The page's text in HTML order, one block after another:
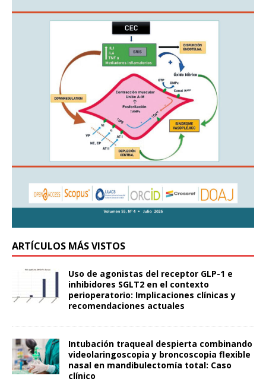
ARTÍCULOS MÁS VISTOS
Uso de agonistas del receptor GLP-1 e
inhibidores SGLT2 en el contexto
perioperatorio: Implicaciones clínicas y
recomendaciones actuales
Intubación traqueal despierta combinando
videolaringoscopia y broncoscopia flexible
nasal en mandibulectomía total: Caso
clínico